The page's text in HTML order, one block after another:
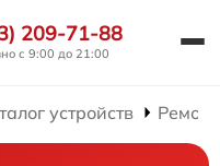
209-71-88
с 9:00 до 21:00
устройств